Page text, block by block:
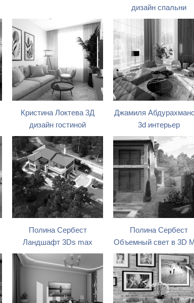
дизайн спальни
Кристина Локтева 3Д
дизайн гостиной
Джамиля
3d интерьер
Полина Сербест
Ландшафт 3Ds max
Полина Сербест
Объемный свет в 3D